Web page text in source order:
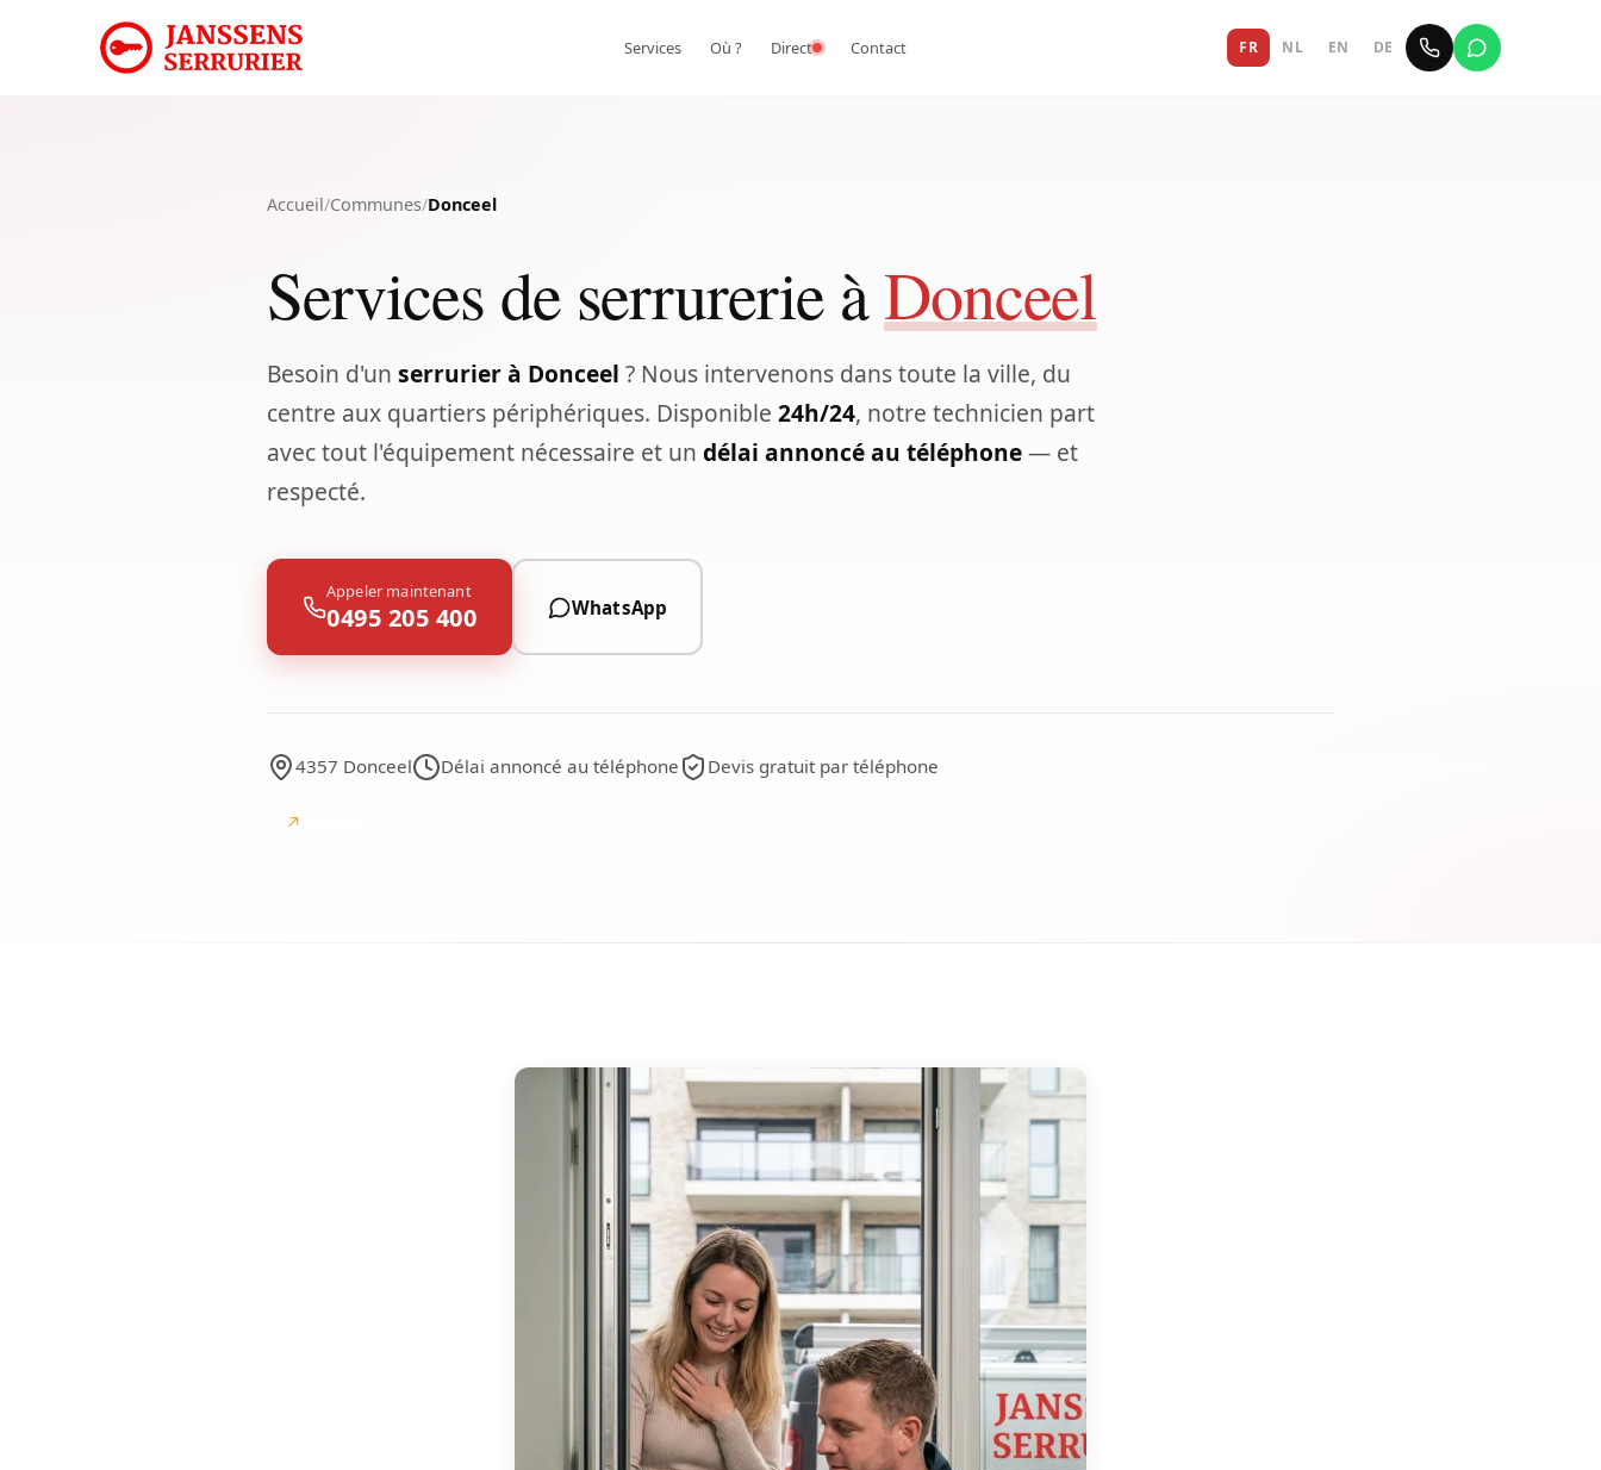
Services Où ? Direct Contact FR NL EN DE
Accueil/Communes/Donceel
Services de serrurerie àDonceel
Besoin d'un serrurier à Donceel ? Nous intervenons dans toute la ville, du
centre aux quartiers périphériques. Disponible 24h/24, notre technicien part
avec tout l'équipement nécessaire et un délai annoncé au téléphone— et
respecté.
Appeler maintenant
0495 205 400 WhatsApp
4357 Donceel Délai annoncé au téléphone Devis gratuit par téléphone
↗